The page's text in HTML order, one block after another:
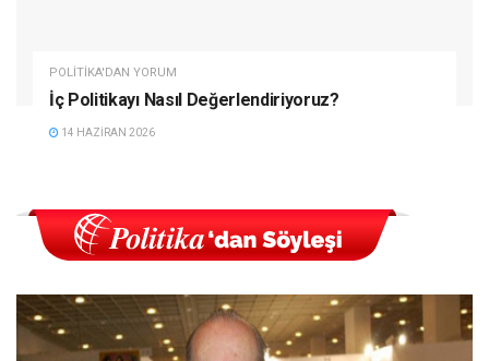
POLITIKA'DAN YORUM
İç Politikayı Nasıl Değerlendiriyoruz?
14 HAZIRAN 2026